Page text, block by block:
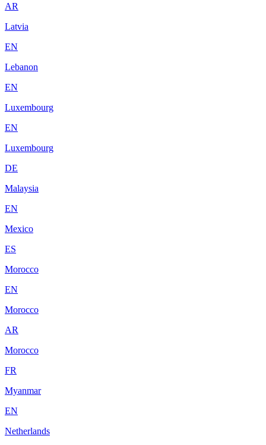
AR
Latvia
EN
Lebanon
EN
Luxembourg
EN
Luxembourg
DE
Malaysia
EN
Mexico
ES
Morocco
EN
Morocco
AR
Morocco
FR
Myanmar
EN
Netherlands